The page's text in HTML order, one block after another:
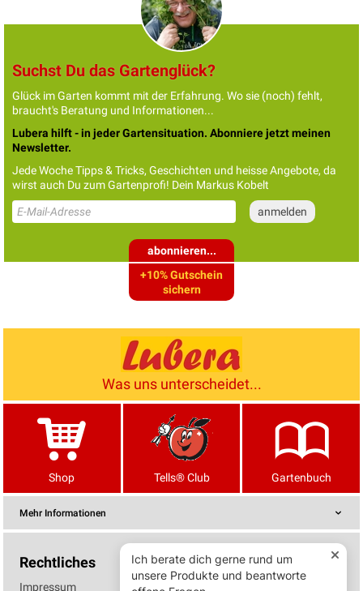
Suchst Du das Gartenglück?
Glück im Garten kommt mit der Erfahrung. Wo sie (noch) fehlt,
braucht's Beratung und Informationen...
Lubera hilft - in jeder Gartensituation. Abonniere jetzt meinen
Newsletter.
Jede Woche Tipps & Tricks, Geschichten und heisse Angebote, da
wirst auch Du zum Gartenprofi! Dein Markus Kobelt
abonnieren...
+10% Gutschein
sichern
Was uns unterscheidet...
Shop Tells® Club Gartenbuch
Mehr Informationen
Rechtliches
Impressum